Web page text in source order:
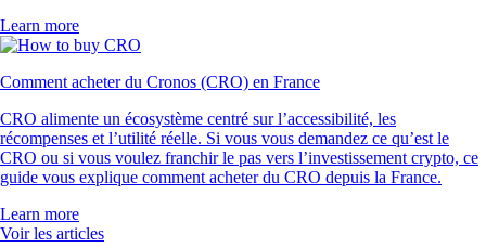
Learn more
Comment acheter du Cronos (CRO) en France
CRO alimente un écosystème centré sur l’accessibilité, les
récompenses et l’utilité réelle. Si vous vous demandez ce qu’est le
CRO ou si vous voulez franchir le pas vers l’investissement crypto, ce
guide vous explique comment acheter du CRO depuis la France.
Learn more
Voir les articles